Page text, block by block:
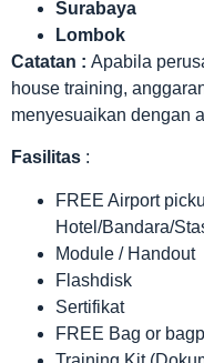
Surabaya
Lombok
Catatan : Apabila
house training,
menyesuaikan dengan
Fasilitas :
FREE Airport
Hotel/Bandara/
Module / Handout
Flashdisk
Sertifikat
FREE Bag or